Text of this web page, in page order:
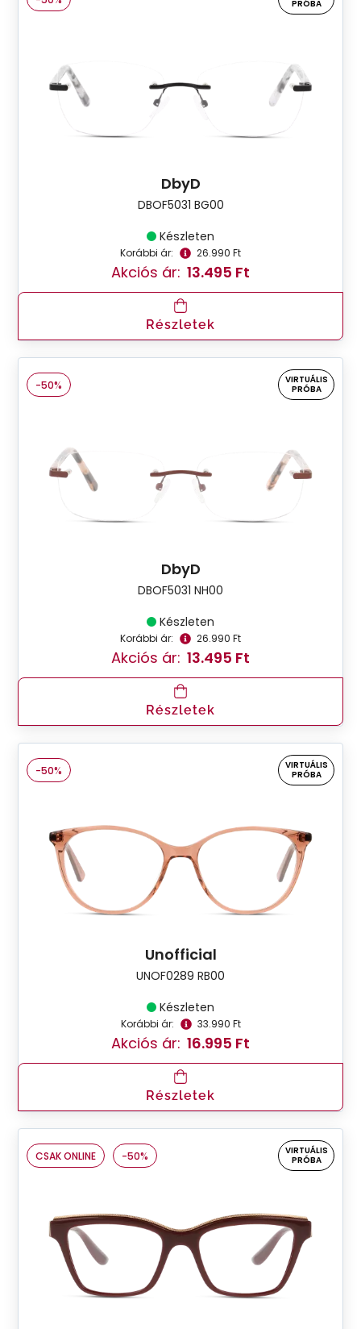
PRÓBA
DbyD
DBOF5031 BG00
Készleten
Korábbi ár: 26.990 Ft
Akciós ár: 13.495 Ft
Részletek
-50%
VIRTUÁLIS
PRÓBA
DbyD
DBOF5031 NH00
Készleten
Korábbi ár: 26.990 Ft
Akciós ár: 13.495 Ft
Részletek
-50%
VIRTUÁLIS
PRÓBA
Unofficial
UNOF0289 RB00
Készleten
Korábbi ár: 33.990 Ft
Akciós ár: 16.995 Ft
Részletek
CSAK ONLINE -50%
VIRTUÁLIS
PRÓBA